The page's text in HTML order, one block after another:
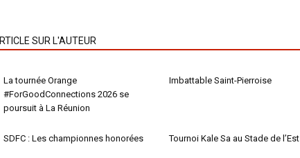
SUR L'AUTEUR
La tournée Orange
#ForGoodConnections 2026 se
poursuit à La Réunion
Imbattable Saint-Pierroise
SDFC : Les championnes honorées Tournoi Kale Sa au Stade de l’Est